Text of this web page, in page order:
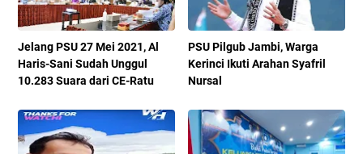
Jelang PSU 27 Mei 2021, Al
Haris-Sani Sudah Unggul
10.283 Suara dari CE-Ratu
PSU Pilgub Jambi, Warga
Kerinci Ikuti Arahan Syafril
Nursal